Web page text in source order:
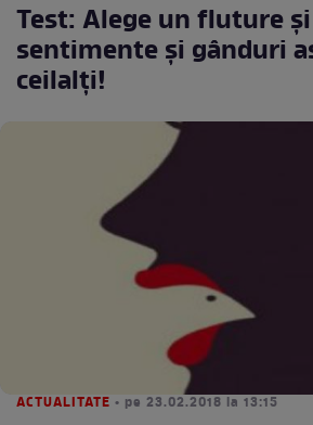
Test: Alege un fluture
sentimente şi gânduri
ceilalţi!
ACTUALITATE • pe 23.02.2018 la 13:15